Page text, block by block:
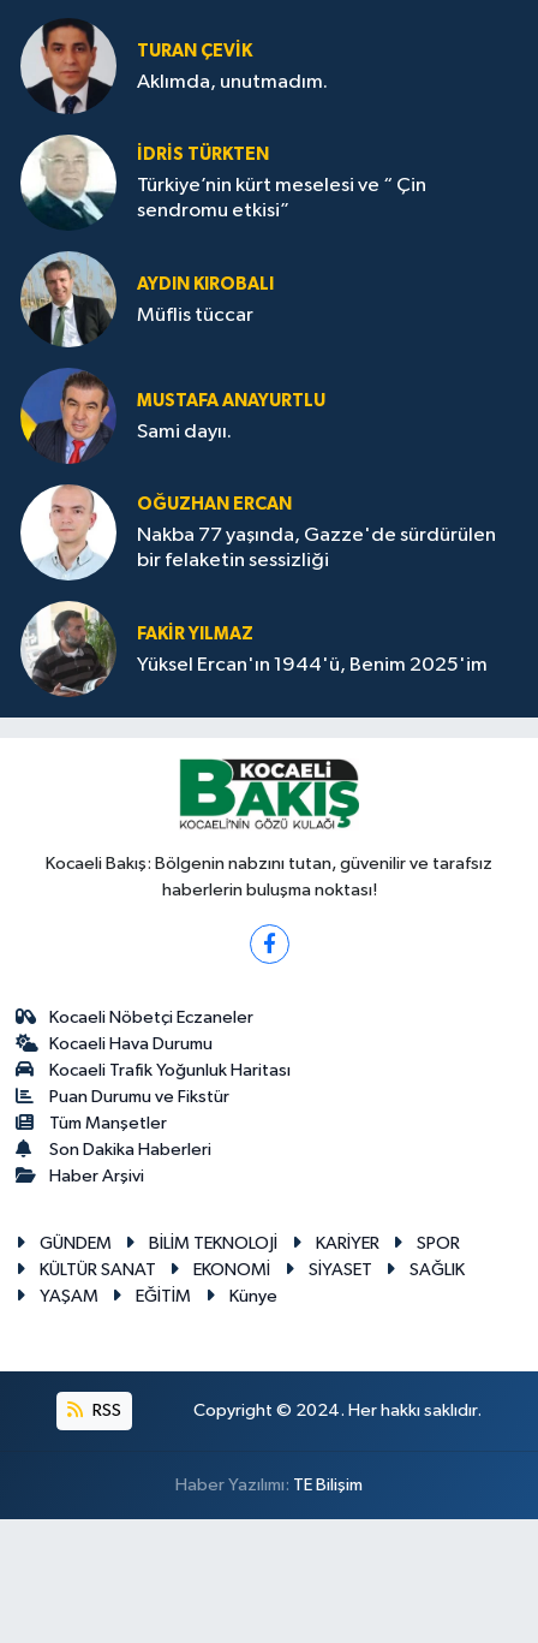
TURAN ÇEVİK
Aklımda, unutmadım.
İDRİS TÜRKTEN
Türkiye’nin kürt meselesi ve “ Çin
sendromu etkisi”
AYDIN KIROBALI
Müflis tüccar
MUSTAFA ANAYURTLU
Sami dayıı.
OĞUZHAN ERCAN
Nakba 77 yaşında, Gazze'de sürdürülen
bir felaketin sessizliği
FAKİR YILMAZ
Yüksel Ercan'ın 1944'ü, Benim 2025'im
Kocaeli Bakış: Bölgenin nabzını tutan, güvenilir ve tarafsız
haberlerin buluşma noktası!
Kocaeli Nöbetçi Eczaneler
Kocaeli Hava Durumu
Kocaeli Trafik Yoğunluk Haritası
Puan Durumu ve Fikstür
Tüm Manşetler
Son Dakika Haberleri
Haber Arşivi
GÜNDEM BİLİM TEKNOLOJİ KARİYER
SPOR
KÜLTÜR SANAT
EKONOMİ SİYASET
SAĞLIK
YAŞAM
EĞİTİM Künye
RSS Copyright © 2024. Her hakkı saklıdır.
Haber Yazılımı: TE Bilişim